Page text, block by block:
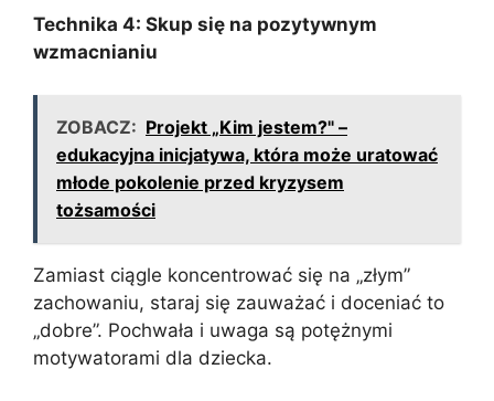
Technika 4: Skup się na pozytywnym
wzmacnianiu
ZOBACZ: Projekt „Kim jestem?" –
edukacyjna inicjatywa, która może uratować
młode pokolenie przed kryzysem
tożsamości
Zamiast ciągle koncentrować się na „złym”
zachowaniu, staraj się zauważać i doceniać to
„dobre”. Pochwała i uwaga są potężnymi
motywatorami dla dziecka.